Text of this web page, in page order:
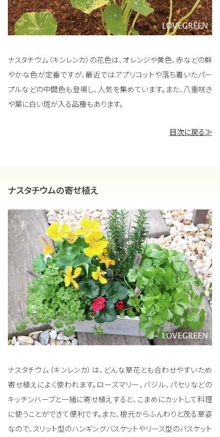
ナスタチウム（キンレンカ）の花色は、オレンジや黄色、赤などの鮮
やかな色が定番ですが、最近ではアプリコットや落ち着いたパー
プルなどの中間色も登場し、人気を集めています。また、八重咲き
や葉に白い斑が入る品種もあります。
目次に戻る≫
ナスタチウムの寄せ植え
ナスタチウム（キンレンカ）は、どんな草花とも合わせやすいため
寄せ植えによく使われます。ローズマリー、バジル、パセリなどの
キッチンハーブと一緒に寄せ植えすると、こまめにカットして料理
に使うことができて便利です。また、根元からふんわりと茂る草姿
なので、スリット型のハンギングバスケットやリース型のバスケット